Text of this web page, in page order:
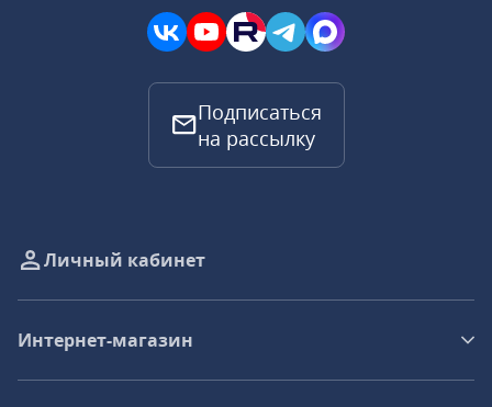
Подписаться
на рассылку
Личный кабинет
Интернет-магазин